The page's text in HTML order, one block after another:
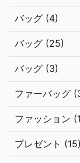
バッグ (4)
バッグ (25)
バッグ (3)
ファーバッグ
ファッション
プレゼント (15)